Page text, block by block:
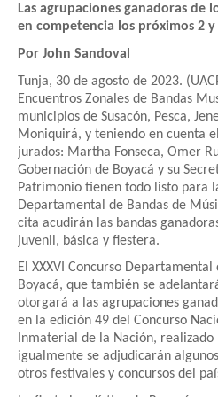
Las agrupaciones ganadoras de
en competencia los próximos 2
Por John Sandoval
Tunja, 30 de agosto de 2023.
Encuentros Zonales de Bandas
municipios de Susacón, Pesca,
Moniquirá, y teniendo en cuenta
jurados: Martha Fonseca, Omer
Gobernación de Boyacá y su
Patrimonio tienen todo listo para
Departamental de Bandas de
cita acudirán las bandas
juvenil, básica y fiestera.
El XXXVI Concurso
Boyacá, que también se
otorgará a las agrupaciones
en la edición 49 del Concurso
Inmaterial de la Nación, realizado
igualmente se adjudicarán
otros festivales y concursos del